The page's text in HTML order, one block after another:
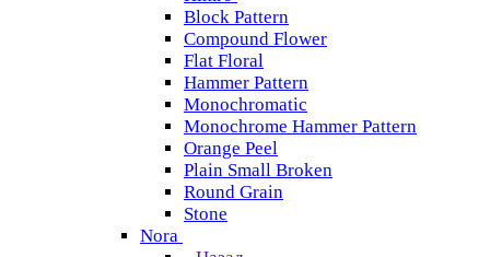
Block Pattern
Compound Flower
Flat Floral
Hammer Pattern
Monochromatic
Monochrome Hammer Pattern
Orange Peel
Plain Small Broken
Round Grain
Stone
Nora